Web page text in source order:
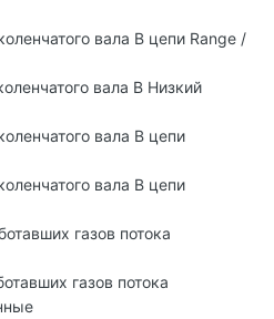
вала B цепи Range /
вала B Низкий
вала B цепи
вала B цепи
газов потока
газов потока